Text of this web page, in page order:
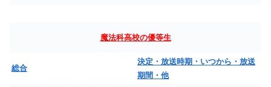
魔法科高校の優等生
総合
決定・放送時期・いつから・放送
期間・他